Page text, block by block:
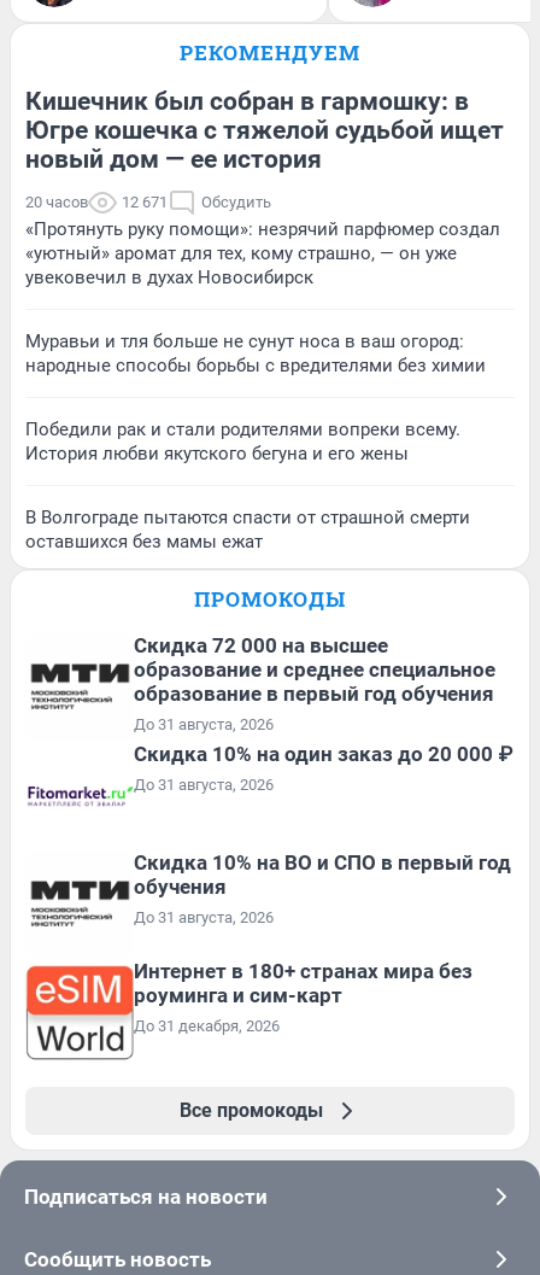
РЕКОМЕНДУЕМ
Кишечник был собран в гармошку: в
Югре кошечка с тяжелой судьбой ищет
новый дом — ее история
20 часов 12 671 Обсудить
«Протянуть руку помощи»: незрячий парфюмер создал
«уютный» аромат для тех, кому страшно, — он уже
увековечил в духах Новосибирск
Муравьи и тля больше не сунут носа в ваш огород:
народные способы борьбы с вредителями без химии
Победили рак и стали родителями вопреки всему.
История любви якутского бегуна и его жены
В Волгограде пытаются спасти от страшной смерти
оставшихся без мамы ежат
ПРОМОКОДЫ
Скидка 72 000 на высшее
образование и среднее специальное
образование в первый год обучения
До 31 августа, 2026
Скидка 10% на один заказ до 20 000 ₽
До 31 августа, 2026
Скидка 10% на ВО и СПО в первый год
обучения
До 31 августа, 2026
Интернет в 180+ странах мира без
роуминга и сим-карт
До 31 декабря, 2026
Все промокоды
Подписаться на новости
Сообщить новость